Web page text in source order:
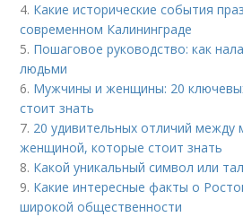
4. Какие исторические события
современном Калининграде
5. Пошаговое руководство: как
людьми
6. Мужчины и женщины: 20
стоит знать
7. 20 удивительных отличий между
женщиной, которые стоит знать
8. Какой уникальный символ или
9. Какие интересные факты о
широкой общественности